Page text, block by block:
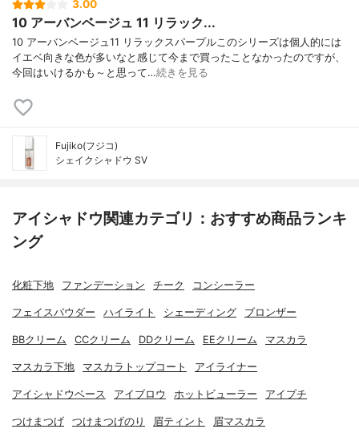
3.00
10 アーバンベージュ 11 リラック...
10 アーバンベージュ11 リラックスパープルこのシリーズは個人的には
イエベ向きな色が多いなと感じて今まで買ったことなかったのですが、
今回はいけるかも～と思って…続きを見る
Fujiko(フジコ)
シェイクシャドウ SV
アイシャドウ関連カテゴリ：おすすめ商品ランキ
ング
化粧下地 ファンデーション チーク コンシーラー
フェイスパウダー ハイライト シェーディング ブロンザー
BBクリーム CCクリーム DDクリーム EEクリーム マスカラ
マスカラ下地 マスカラトップコート アイライナー
アイシャドウベース アイブロウ ホットビューラー アイプチ
つけまつげ つけまつげのり 眉ティント 眉マスカラ